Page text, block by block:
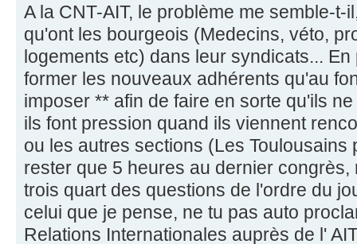
A la CNT-AIT, le problème me semble-
qu'ont les bourgeois (Medecins, véto,
logements etc) dans leur syndicats...
former les nouveaux adhérents qu'au
imposer ** afin de faire en sorte qu'ils
ils font pression quand ils viennent
ou les autres sections (Les Toulousains
rester que 5 heures au dernier congrès,
trois quart des questions de l'ordre du
celui que je pense, ne tu pas auto
Relations Internationales auprès de l'